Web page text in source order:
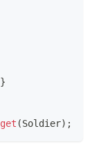
}
get (Soldier) ;